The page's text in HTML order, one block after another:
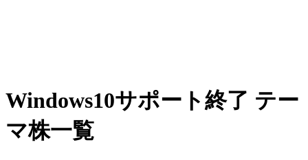
Windows10サポート終了 テー
マ株一覧